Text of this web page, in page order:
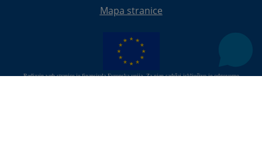
Mapa stranice
Redizajn web stranice je finansirala Evropska unija. Za njen sadržaj isključivo je odgovorno